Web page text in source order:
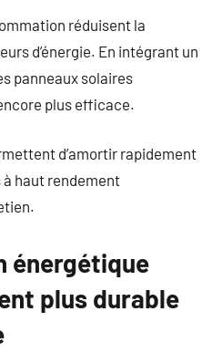
réduisent la
d’énergie. En intégrant un
panneaux solaires
plus efficace.
d’amortir rapidement
à haut rendement
énergétique
plus durable